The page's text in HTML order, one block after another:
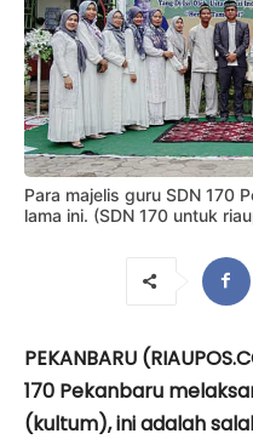
Para majelis guru SDN 170
lama ini. (SDN 170 untuk
PEKANBARU
170 Pekanbaru
(kultum), ini adalah